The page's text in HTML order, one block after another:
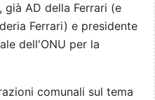
, già AD della Ferrari (e
Ferrari) e presidente
dell'ONU per la
comunali sul tema